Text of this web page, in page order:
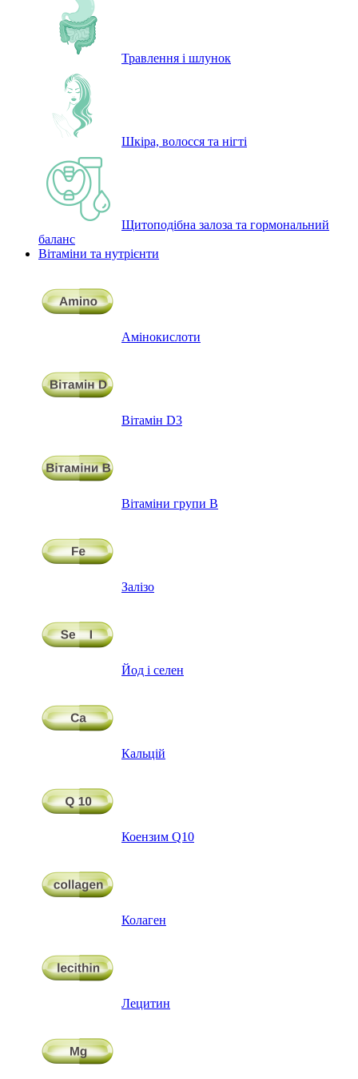
Травлення і шлунок
Шкіра, волосся та нігті
Щитоподібна залоза та гормональний
баланс
Вітаміни та нутрієнти
Амінокислоти
Вітамін D3
Вітаміни групи В
Залізо
Йод і селен
Кальцій
Коензим Q10
Колаген
Лецитин